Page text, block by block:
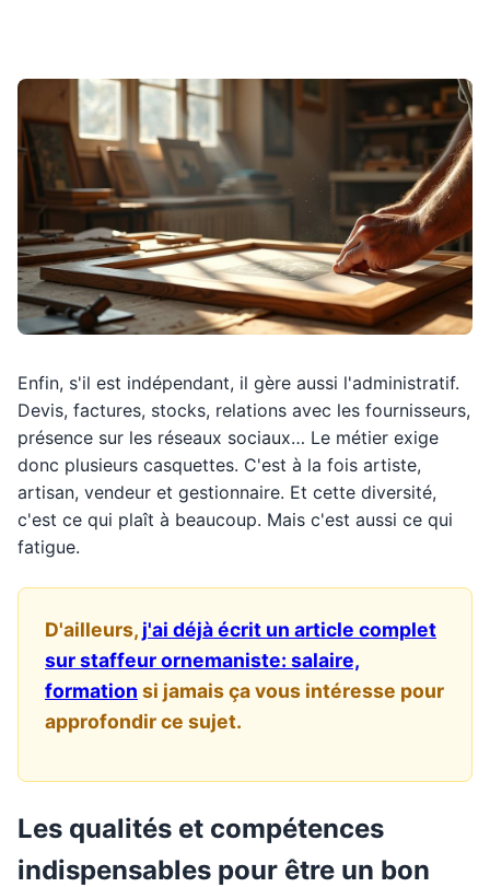
Enfin, s'il est indépendant, il gère aussi l'administratif.
Devis, factures, stocks, relations avec les fournisseurs,
présence sur les réseaux sociaux… Le métier exige
donc plusieurs casquettes. C'est à la fois artiste,
artisan, vendeur et gestionnaire. Et cette diversité,
c'est ce qui plaît à beaucoup. Mais c'est aussi ce qui
fatigue.
D'ailleurs, j'ai déjà écrit un article complet
sur staffeur ornemaniste: salaire,
formation si jamais ça vous intéresse pour
approfondir ce sujet.
Les qualités et compétences
indispensables pour être un bon